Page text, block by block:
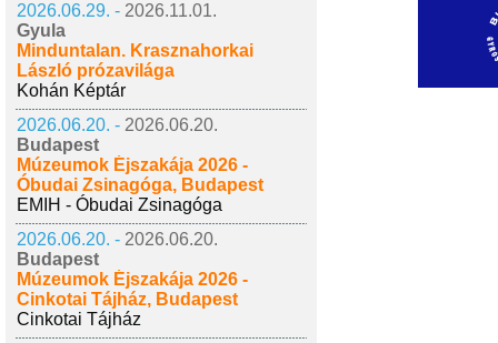
2026.06.29. - 2026.11.01.
Gyula
Minduntalan. Krasznahorkai
László prózavilága
Kohán Képtár
2026.06.20. - 2026.06.20.
Budapest
Múzeumok Éjszakája 2026 -
Óbudai Zsinagóga, Budapest
EMIH - Óbudai Zsinagóga
2026.06.20. - 2026.06.20.
Budapest
Múzeumok Éjszakája 2026 -
Cinkotai Tájház, Budapest
Cinkotai Tájház